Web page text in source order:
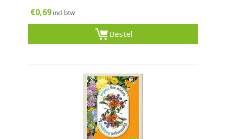
€0,69 incl btw
Bestel